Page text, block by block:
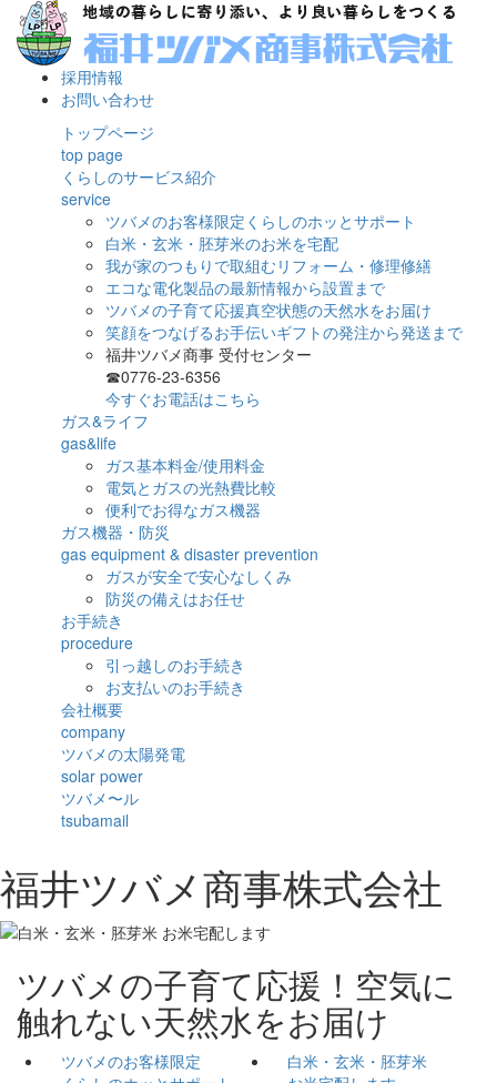
採用情報
お問い合わせ
トップページ
top page
くらしのサービス紹介
service
ツバメのお客様限定くらしのホッとサポート
白米・玄米・胚芽米のお米を宅配
我が家のつもりで取組むリフォーム・修理修繕
エコな電化製品の最新情報から設置まで
ツバメの子育て応援真空状態の天然水をお届け
笑顔をつなげるお手伝いギフトの発注から発送まで
福井ツバメ商事 受付センター
☎0776-23-6356
今すぐお電話はこちら
ガス&ライフ
gas&life
ガス基本料金/使用料金
電気とガスの光熱費比較
便利でお得なガス機器
ガス機器・防災
gas equipment & disaster prevention
ガスが安全で安心なしくみ
防災の備えはお任せ
お手続き
procedure
引っ越しのお手続き
お支払いのお手続き
会社概要
company
ツバメの太陽発電
solar power
ツバメ〜ル
tsubamail
福井ツバメ商事株式会社
ツバメの子育て応援！空気に
触れない天然水をお届け
ツバメのお客様限定
白米・玄米・胚芽米